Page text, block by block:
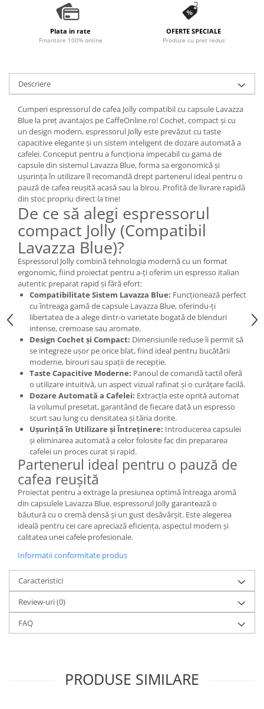
Plata in rate
Finantare 100% online
OFERTE SPECIALE
Produse cu pret redus
Descriere
Cumperi espressorul de cafea Jolly compatibil cu capsule Lavazza
Blue la preț avantajos pe CaffeOnline.ro! Cochet, compact și cu
un design modern, espressorul Jolly este prevăzut cu taste
capacitive elegante și un sistem inteligent de dozare automată a
cafelei. Conceput pentru a funcționa impecabil cu gama de
capsule din sistemul Lavazza Blue, forma sa ergonomică și
ușurința în utilizare îl recomandă drept partenerul ideal pentru o
pauză de cafea reușită acasă sau la birou. Profită de livrare rapidă
din stoc propriu direct la tine!
De ce să alegi espressorul
compact Jolly (Compatibil
Lavazza Blue)?
Espressorul Jolly combină tehnologia modernă cu un format
ergonomic, fiind proiectat pentru a-ți oferim un espresso italian
autentic preparat rapid și fără efort:
Compatibilitate Sistem Lavazza Blue: Funcționează perfect
cu întreaga gamă de capsule Lavazza Blue, oferindu-ți
libertatea de a alege dintr-o varietate bogată de blenduri
intense, cremoase sau aromate.
Design Cochet și Compact: Dimensiunile reduse îi permit să
se integreze ușor pe orice blat, fiind ideal pentru bucătării
moderne, birouri sau spații de recepție.
Taste Capacitive Moderne: Panoul de comandă tactil oferă
o utilizare intuitivă, un aspect vizual rafinat și o curățare facilă.
Dozare Automată a Cafelei: Extracția este oprită automat
la volumul presetat, garantând de fiecare dată un espresso
scurt sau lung cu densitatea și tăria dorite.
Ușurință în Utilizare și Întreținere: Introducerea capsulei
și eliminarea automată a celor folosite fac din prepararea
cafelei un proces curat și rapid.
Partenerul ideal pentru o pauză de
cafea reușită
Proiectat pentru a extrage la presiunea optimă întreaga aromă
din capsulele Lavazza Blue, espressorul Jolly garantează o
băutură cu o cremă densă și un gust desăvârșit. Este alegerea
ideală pentru cei care apreciază eficiența, aspectul modern și
calitatea unei cafele profesionale.
Informatii conformitate produs
Caracteristici
Review-uri(0)
FAQ
PRODUSE SIMILARE